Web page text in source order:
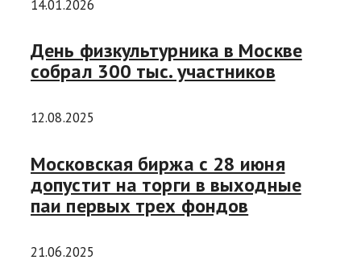
14.01.2026
День физкультурника в Москве
собрал 300 тыс. участников
12.08.2025
Московская биржа с 28 июня
допустит на торги в выходные
паи первых трех фондов
21.06.2025